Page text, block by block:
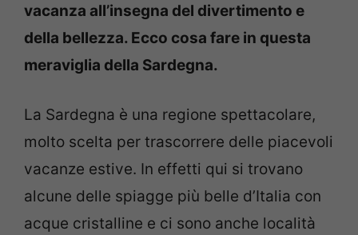
vacanza all’insegna del divertimento e
della bellezza. Ecco cosa fare in questa
meraviglia della Sardegna.
La Sardegna è una regione spettacolare,
molto scelta per trascorrere delle piacevoli
vacanze estive. In effetti qui si trovano
alcune delle spiagge più belle d’Italia con
acque cristalline e ci sono anche località